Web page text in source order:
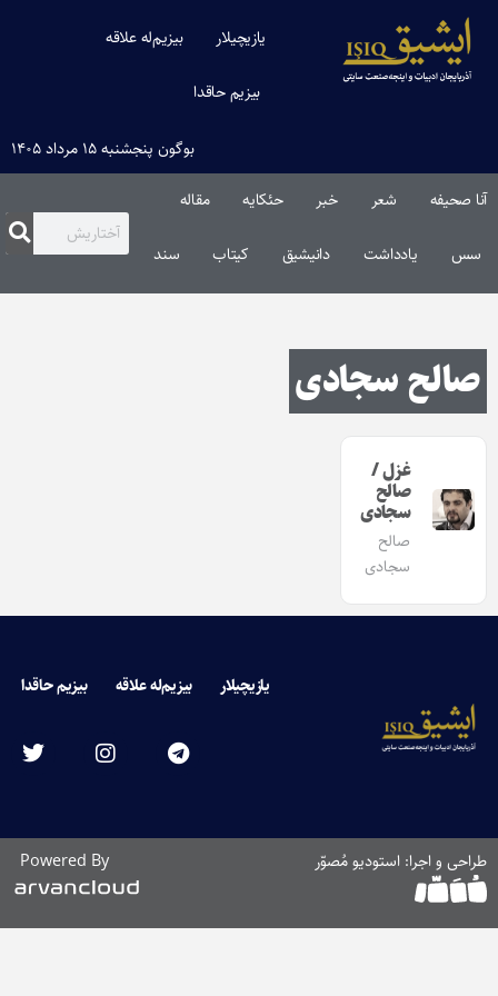
یازیچیلار بیزیم‌له علاقه
بیزیم حاقدا
بوگون پنجشنبه ۱۵ مرداد ۱۴۰۵
آنا صحیفه شعر خبر حئکایه مقاله‌
سس یادداشت دانیشیق کیتاب سند
صالح سجادی
غزل /
صالح
سجادی
صالح
سجادی
یازیچیلار بیزیم‌له علاقه بیزیم حاقدا
طراحی و اجرا: استودیو مُصوّر Powered By